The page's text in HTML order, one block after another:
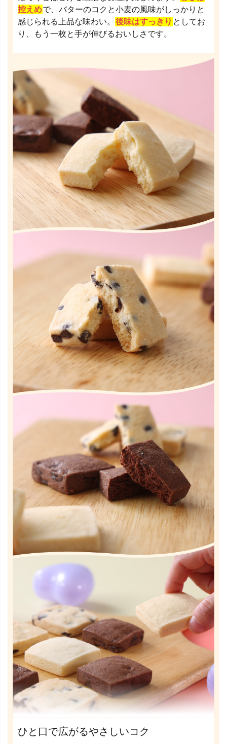
控えめで、バターのコクと小麦の風味がしっかりと
感じられる上品な味わい。 後味はすっきり としてお
り、もう一枚と手が伸びるおいしさです。
ひと口で広がるやさしいコク